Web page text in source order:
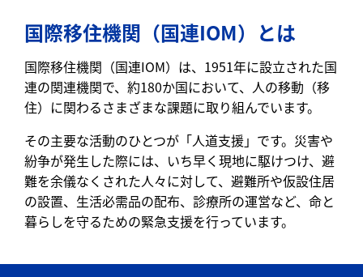
国際移住機関（国連IOM）とは
国際移住機関（国連IOM）は、1951年に設立された国
連の関連機関で、約180か国において、人の移動（移
住）に関わるさまざまな課題に取り組んでいます。
その主要な活動のひとつが「人道支援」です。災害や
紛争が発生した際には、いち早く現地に駆けつけ、避
難を余儀なくされた人々に対して、避難所や仮設住居
の設置、生活必需品の配布、診療所の運営など、命と
暮らしを守るための緊急支援を行っています。